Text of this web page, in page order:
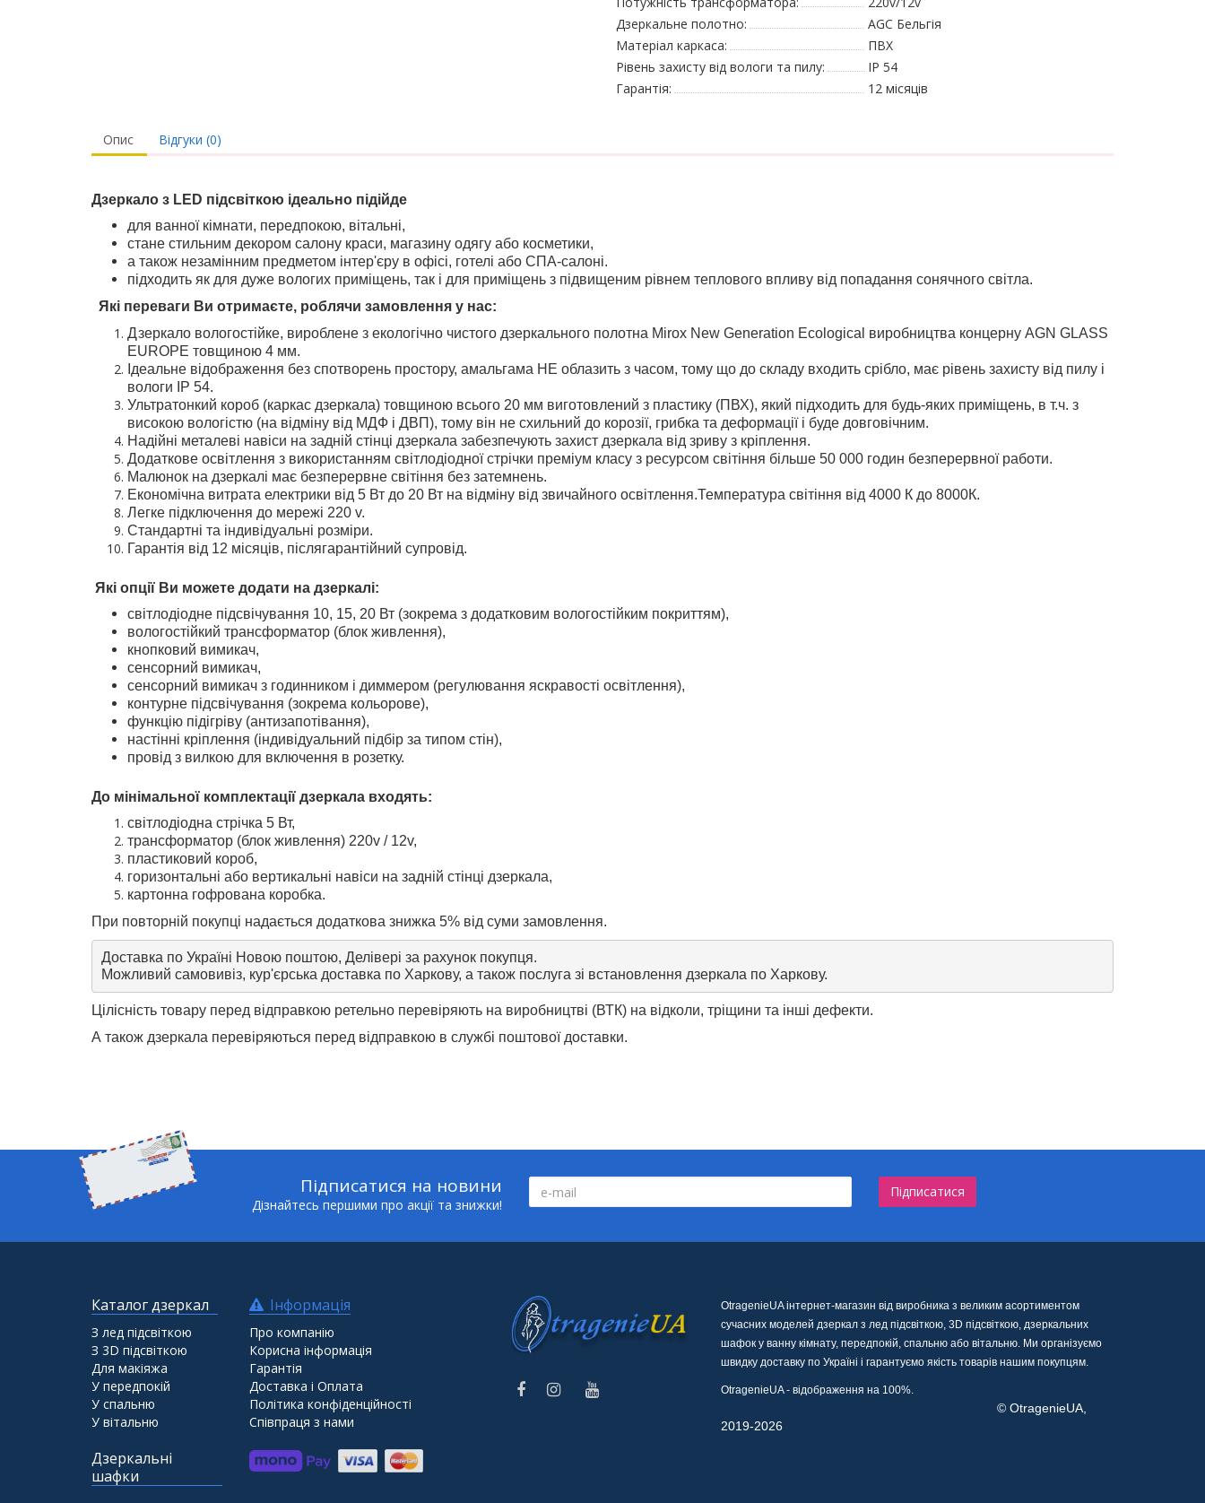
Дзеркальне полотно:
AGC Бельгія
Матеріал каркаса:
ПВХ
Рівень захисту від вологи та пилу:
IP 54
Гарантія:
12 місяців
Опис Відгуки (0)
Дзеркало з LED підсвіткою ідеально підійде
для ванної кімнати, передпокою, вітальні,
стане стильним декором салону краси, магазину одягу або косметики,
а також незамінним предметом інтер'єру в офісі, готелі або СПА-салоні.
підходить як для дуже вологих приміщень, так і для приміщень з підвищеним рівнем теплового впливу від попадання сонячного світла.
Які переваги Ви отримаєте, роблячи замовлення у нас:
Дзеркало вологостійке, вироблене з екологічно чистого дзеркального полотна Mirox New Generation Ecological виробництва концерну AGN GLASS
EUROPE товщиною 4 мм.
Ідеальне відображення без спотворень простору, амальгама НЕ облазить з часом, тому що до складу входить срібло, має рівень захисту від пилу і
вологи IP 54.
Ультратонкий короб (каркас дзеркала) товщиною всього 20 мм виготовлений з пластику (ПВХ), який підходить для будь-яких приміщень, в т.ч. з
високою вологістю (на відміну від МДФ і ДВП), тому він не схильний до корозії, грибка та деформації і буде довговічним.
Надійні металеві навіси на задній стінці дзеркала забезпечують захист дзеркала від зриву з кріплення.
Додаткове освітлення з використанням світлодіодної стрічки преміум класу з ресурсом світіння більше 50 000 годин безперервної работи.
Малюнок на дзеркалі має безперервне світіння без затемнень.
Економічна витрата електрики від 5 Вт до 20 Вт на відміну від звичайного освітлення.Температура світіння від 4000 К до 8000К.
Легке підключення до мережі 220 v.
Стандартні та індивідуальні розміри.
Гарантія від 12 місяців, післягарантійний супровід.
Які опції Ви можете додати на дзеркалі:
світлодіодне підсвічування 10, 15, 20 Вт (зокрема з додатковим вологостійким покриттям),
вологостійкий трансформатор (блок живлення),
кнопковий вимикач,
сенсорний вимикач,
сенсорний вимикач з годинником і диммером (регулювання яскравості освітлення),
контурне підсвічування (зокрема кольорове),
функцію підігріву (антизапотівання),
настінні кріплення (індивідуальний підбір за типом стін),
провід з вилкою для включення в розетку.
До мінімальної комплектації дзеркала входять:
світлодіодна стрічка 5 Вт,
трансформатор (блок живлення) 220v / 12v,
пластиковий короб,
горизонтальні або вертикальні навіси на задній стінці дзеркала,
картонна гофрована коробка.
При повторній покупці надається додаткова знижка 5% від суми замовлення.
Доставка по Україні Новою поштою, Делівері за рахунок покупця.
Можливий самовивіз, кур'єрська доставка по Харкову, а також послуга зі встановлення дзеркала по Харкову.
Цілісність товару перед відправкою ретельно перевіряють на виробництві (ВТК) на відколи, тріщини та інші дефекти.
А також дзеркала перевіряються перед відправкою в службі поштової доставки.
Підписатися на новини
Дізнайтесь першими про акції та знижки!
Підписатися
Каталог дзеркал
З лед підсвіткою
З 3D підсвіткою
Для макіяжа
У передпокій
У спальню
У вітальню
Дзеркальні
шафки
Інформація
Про компанію
Корисна інформація
Гарантія
Доставка і Оплата
Політика конфіденційності
Співпраця з нами
OtragenieUA інтернет-магазин від виробника з великим асортиментом
сучасних моделей дзеркал з лед підсвіткою, 3D підсвіткою, дзеркальних
шафок у ванну кімнату, передпокій, спальню або вітальню. Ми організуємо
швидку доставку по Україні і гарантуємо якість товарів нашим покупцям.
OtragenieUA - відображення на 100%.
© OtragenieUA,
2019-2026